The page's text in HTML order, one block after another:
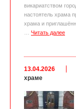
викариатством
настоятель храма
храма и
Читать далее
13.04.2026
храме